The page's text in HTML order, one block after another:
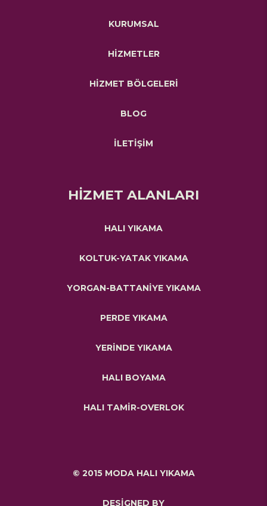
KURUMSAL
HİZMETLER
HİZMET BÖLGELERİ
BLOG
İLETİŞİM
HİZMET ALANLARI
HALI YIKAMA
KOLTUK-YATAK YIKAMA
YORGAN-BATTANİYE YIKAMA
PERDE YIKAMA
YERİNDE YIKAMA
HALI BOYAMA
HALI TAMİR-OVERLOK
© 2015 MODA HALI YIKAMA
DESİGNED BY